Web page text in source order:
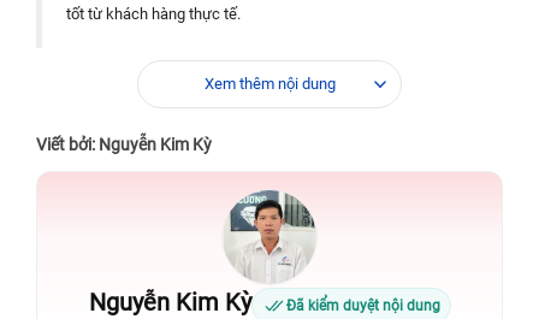
tốt từ khách hàng thực tế.
CÓ THỂ BẠN QUAN TÂM Xem thêm nội dung
Viết bởi: Nguyễn Kim Kỳ
Nguyễn Kim Kỳ Đã kiểm duyệt nội dung